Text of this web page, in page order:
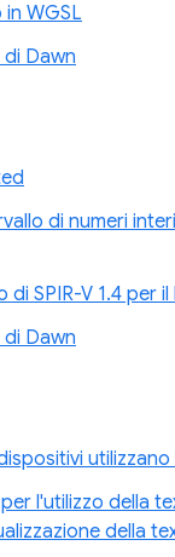
WGSL
Dawn
di numeri
SPIR-V 1.4 per
Dawn
l'utilizzo della
della